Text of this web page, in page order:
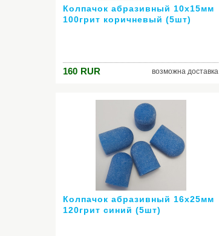
Колпачок абразивный 10х15мм
100грит коричневый (5шт)
160 RUR возможна доставка
Колпачок абразивный 16х25мм
120грит синий (5шт)